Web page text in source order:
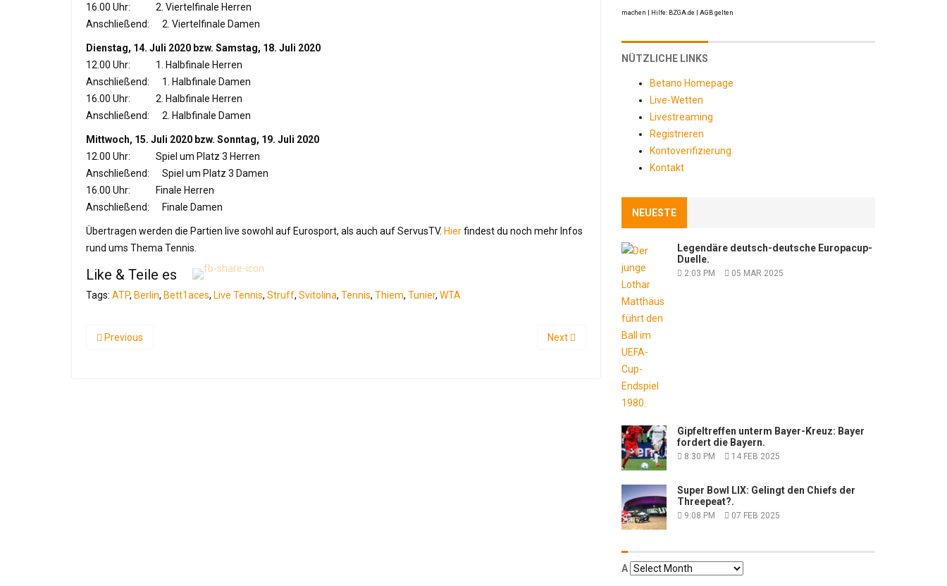
16.00 Uhr: 2. Viertelfinale Herren
Anschließend: 2. Viertelfinale Damen
Dienstag, 14. Juli 2020 bzw. Samstag, 18. Juli 2020
12.00 Uhr: 1. Halbfinale Herren
Anschließend: 1. Halbfinale Damen
16.00 Uhr: 2. Halbfinale Herren
Anschließend: 2. Halbfinale Damen
Mittwoch, 15. Juli 2020 bzw. Sonntag, 19. Juli 2020
12.00 Uhr: Spiel um Platz 3 Herren
Anschließend: Spiel um Platz 3 Damen
16.00 Uhr: Finale Herren
Anschließend: Finale Damen
Übertragen werden die Partien live sowohl auf Eurosport, als auch auf ServusTV. Hierfindest du noch mehr Infos
rund ums Thema Tennis.
Like & Teile es
Tags: ATP, Berlin, Bett1aces, Live Tennis, Struff, Svitolina, Tennis, Thiem, Tunier, WTA
Previous Next
machen | Hilfe: BZGA.de | AGB gelten
NÜTZLICHE LINKS
Betano Homepage
Live-Wetten
Livestreaming
Registrieren
Kontoverifizierung
Kontakt
NEUESTE
Legendäre deutsch-deutsche Europacup-
Duelle.
2:03 PM 05 MAR 2025
Gipfeltreffen unterm Bayer-Kreuz: Bayer
fordert die Bayern.
8:30 PM 14 FEB 2025
Super Bowl LIX: Gelingt den Chiefs der
Threepeat?.
9:08 PM 07 FEB 2025
Α
Α